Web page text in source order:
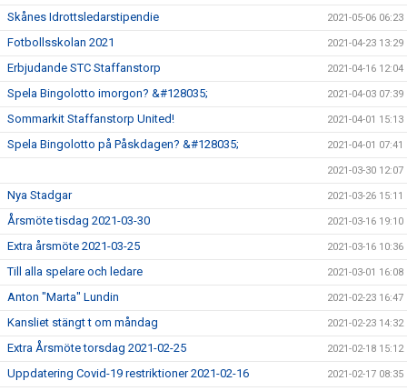
Skånes Idrottsledarstipendie 2021-05-06 06:23
Fotbollsskolan 2021 2021-04-23 13:29
Erbjudande STC Staffanstorp 2021-04-16 12:04
Spela Bingolotto imorgon? &#128035; 2021-04-03 07:39
Sommarkit Staffanstorp United! 2021-04-01 15:13
Spela Bingolotto på Påskdagen? &#128035; 2021-04-01 07:41
2021-03-30 12:07
Nya Stadgar 2021-03-26 15:11
Årsmöte tisdag 2021-03-30 2021-03-16 19:10
Extra årsmöte 2021-03-25 2021-03-16 10:36
Till alla spelare och ledare 2021-03-01 16:08
Anton "Marta" Lundin 2021-02-23 16:47
Kansliet stängt t om måndag 2021-02-23 14:32
Extra Årsmöte torsdag 2021-02-25 2021-02-18 15:12
Uppdatering Covid-19 restriktioner 2021-02-16 2021-02-17 08:35